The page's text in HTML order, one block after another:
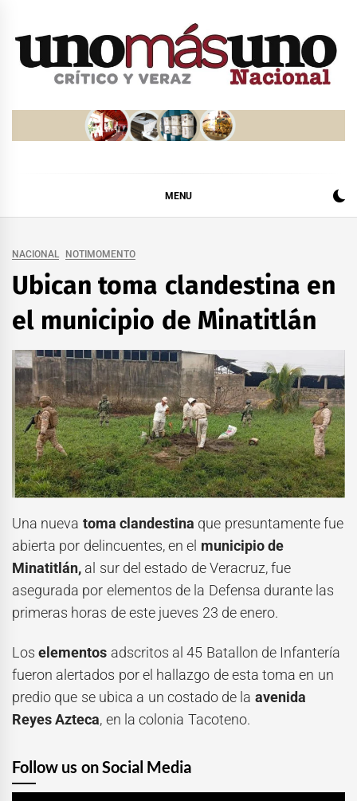
MENU
NACIONAL NOTIMOMENTO
Ubican toma clandestina en
el municipio de Minatitlán
Una nueva toma clandestina que presuntamente fue
abierta por delincuentes, en el municipio de
Minatitlán, al sur del estado de Veracruz, fue
asegurada por elementos de la Defensa durante las
primeras horas de este jueves 23 de enero.
Loselementos adscritos al 45 Batallon de Infantería
fueron alertados por el hallazgo de esta toma en un
predio que se ubica a un costado de la avenida
Reyes Azteca, en la colonia Tacoteno.
Follow us on Social Media